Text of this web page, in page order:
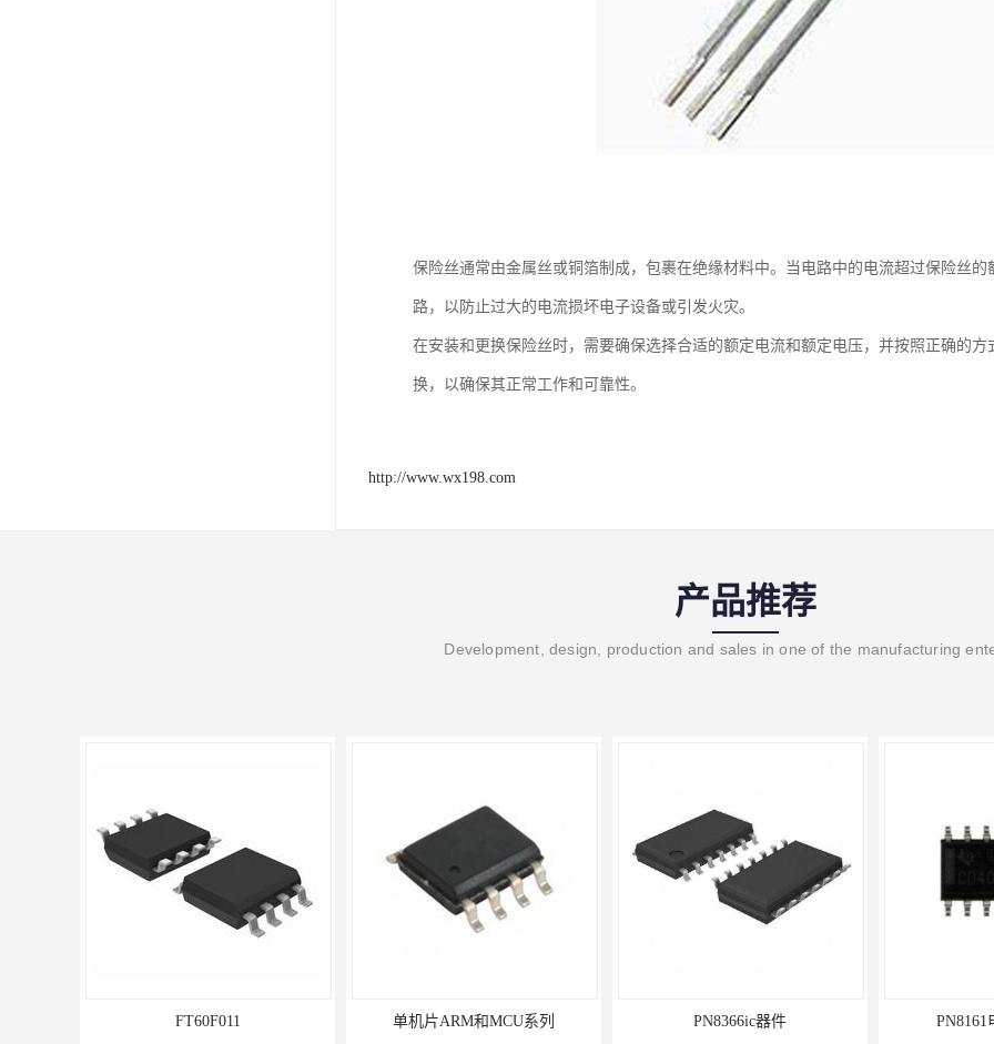
保险丝通常由金属丝或铜箔制成，包裹在绝缘材料中。当电路中的电流超过保险丝
路，以防止过大的电流损坏电子设备或引发火灾。
在安装和更换保险丝时，需要确保选择合适的额定电流和额定电压，并按照正确的
换，以确保其正常工作和可靠性。
http://www.wx198.com
产品推荐
Development, design, production and sales in one of the manufacturing
单机片ARM和MCU系列 PN8366ic器件 PN8161电源ic的作用